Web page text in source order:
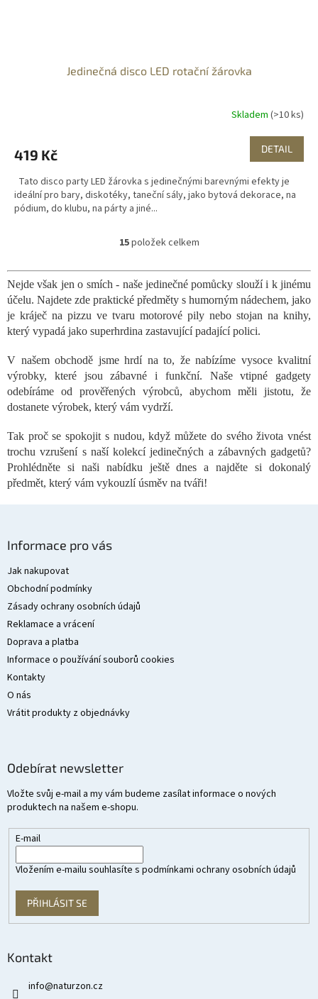
Jedinečná disco LED rotační žárovka
Skladem (>10 ks)
419 Kč DETAIL
Tato disco party LED žárovka s jedinečnými barevnými efekty je
ideální pro bary, diskotéky, taneční sály, jako bytová dekorace, na
pódium, do klubu, na párty a jiné...
O
l
á
d
a
c
p
k
y
ý
p
i
s
u
15položek celkem
Nejde však jen o smích - naše jedinečné pomůcky slouží i k jinému
účelu. Najdete zde praktické předměty s humorným nádechem, jako
je kráječ na pizzu ve tvaru motorové pily nebo stojan na knihy,
který vypadá jako superhrdina zastavující padající polici.
V našem obchodě jsme hrdí na to, že nabízíme vysoce kvalitní
výrobky, které jsou zábavné i funkční. Naše vtipné gadgety
odebíráme od prověřených výrobců, abychom měli jistotu, že
dostanete výrobek, který vám vydrží.
Tak proč se spokojit s nudou, když můžete do svého života vnést
trochu vzrušení s naší kolekcí jedinečných a zábavných gadgetů?
Prohlédněte si naši nabídku ještě dnes a najděte si dokonalý
předmět, který vám vykouzlí úsměv na tváři!
Informace pro vás
Jak nakupovat
Obchodní podmínky
Zásady ochrany osobních údajů
Reklamace a vrácení
Doprava a platba
Informace o používání souborů cookies
Kontakty
O nás
Vrátit produkty z objednávky
Odebírat newsletter
Vložte svůj e-mail a my vám budeme zasílat informace o nových
produktech na našem e-shopu.
E-mail
Vložením e-mailu souhlasíte s podmínkami ochrany osobních údajů
PŘIHLÁSIT SE
Kontakt
info@naturzon.cz